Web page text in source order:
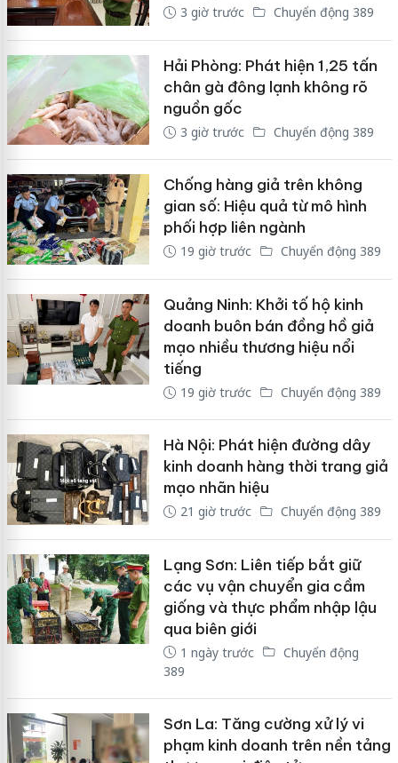
3 giờ trước Chuyển động 389
Hải Phòng: Phát hiện 1,25 tấn
chân gà đông lạnh không rõ
nguồn gốc
3 giờ trước Chuyển động 389
Chống hàng giả trên không
gian số: Hiệu quả từ mô hình
phối hợp liên ngành
19 giờ trước Chuyển động 389
Quảng Ninh: Khởi tố hộ kinh
doanh buôn bán đồng hồ giả
mạo nhiều thương hiệu nổi
tiếng
19 giờ trước Chuyển động 389
Hà Nội: Phát hiện đường dây
kinh doanh hàng thời trang giả
mạo nhãn hiệu
21 giờ trước Chuyển động 389
Lạng Sơn: Liên tiếp bắt giữ
các vụ vận chuyển gia cầm
giống và thực phẩm nhập lậu
qua biên giới
1 ngày trước
Chuyển động
389
Sơn La: Tăng cường xử lý vi
phạm kinh doanh trên nền tảng